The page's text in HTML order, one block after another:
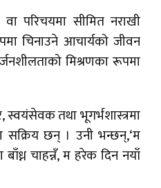
परिचयमा सीमित नराखी
चिनाउने आचार्यको जीवन
मिश्रणका रूपमा
स्वयंसेवक तथा भूगर्भशास्त्रमा
सक्रिय छन् । उनी भन्छन्,‘म
चाहन्नँ, म हरेक दिन नयाँ